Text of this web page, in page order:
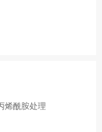
烯酰胺处理